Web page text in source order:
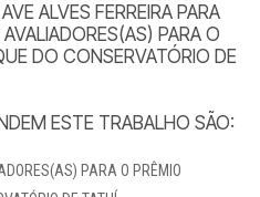
ALVES FERREIRA PARA
PARA O
DO CONSERVATÓRIO DE
ESTE TRABALHO SÃO:
PARA O PRÊMIO